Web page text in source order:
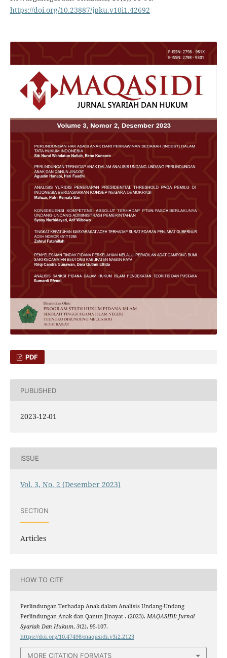
https://doi.org/10.23887/jpku.v10i1.42692
PDF
PUBLISHED
2023-12-01
ISSUE
Vol. 3, No. 2 (Desember 2023)
SECTION
Articles
HOW TO CITE
Perlindungan Terhadap Anak dalam Analisis Undang-Undang
Perlindungan Anak dan Qanun Jinayat . (2023). MAQASIDI: Jurnal
Syariah Dan Hukum, 3(2), 95-107.
https://doi.org/10.47498/maqasidi.v3i2.2123
MORE CITATION FORMATS